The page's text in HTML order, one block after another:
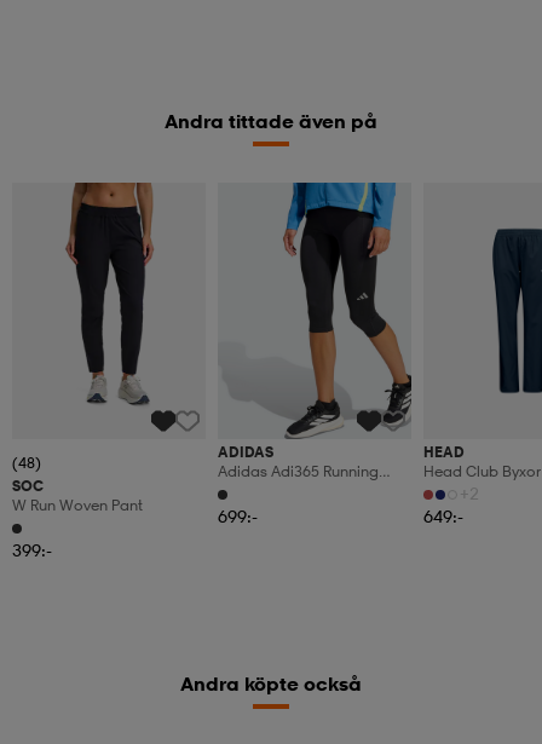
Andra tittade även på
(48)
SOC
W Run Woven Pant
399:-
ADIDAS
Adidas Adi365 Running
Climacool 3/4 Leggings
699:-
HEAD
Head Club
+2
649:-
Andra köpte också